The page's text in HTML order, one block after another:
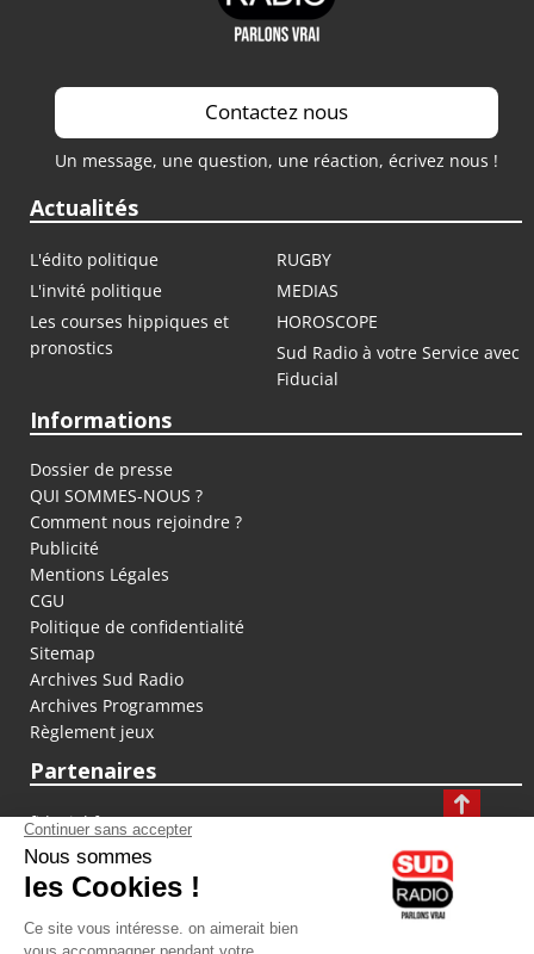
Contactez nous
Un message, une question, une réaction, écrivez nous !
Actualités
L'édito politique
RUGBY
L'invité politique
MEDIAS
Les courses hippiques et
pronostics
HOROSCOPE
Sud Radio à votre Service avec
Fiducial
Informations
Dossier de presse
QUI SOMMES-NOUS ?
Comment nous rejoindre ?
Publicité
Mentions Légales
CGU
Politique de confidentialité
Sitemap
Archives Sud Radio
Archives Programmes
Règlement jeux
Partenaires
fiducial.fr
lyoncapitale.fr
olympique-et-lyonnais.com
L'application Iphone / Android